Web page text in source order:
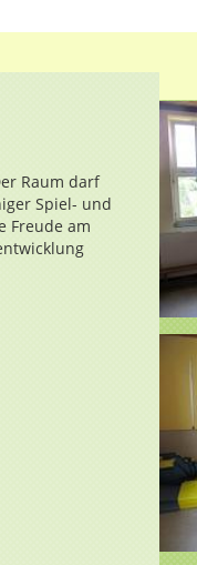
Raum darf
Spiel- und
Freude am